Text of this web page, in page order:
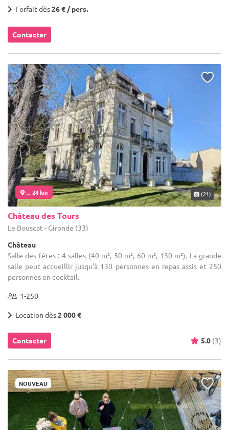
Forfait dès26 € / pers.
Contacter
... 24 km (21)
Château des Tours
Le Bouscat - Gironde (33)
Château
Salle des fêtes : 4 salles (40 m², 50 m², 60 m², 130 m²). La grande
salle peut accueillir jusqu'à 130 personnes en repas assis et 250
personnes en cocktail.
1-250
Location dès2 000 €
Contacter 5.0 (3)
NOUVEAU